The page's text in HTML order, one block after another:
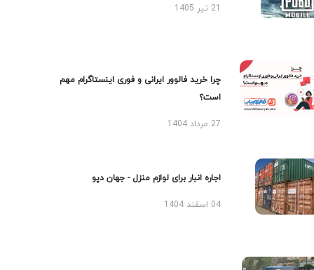
چرا خرید فالوور ایرانی و فوری اینستاگرام مهم
است؟
27 مرداد 1404
اجاره انبار برای لوازم منزل - جهان دپو
04 اسفند 1404